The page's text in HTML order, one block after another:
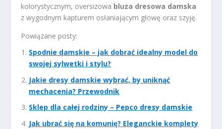
kolorystycznym, oversizowa bluza dresowa damska
z wygodnym kapturem osłaniającym głowę oraz szyję.
Powiązane posty:
Spodnie damskie – jak dobrać idealny model do
swojej sylwetki i stylu?
Jakie dresy damskie wybrać, by uniknąć
mechacenia? Przewodnik
Sklep dla całej rodziny – Pepco dresy damskie
Jak ubrać się na komunię? Eleganckie komplety